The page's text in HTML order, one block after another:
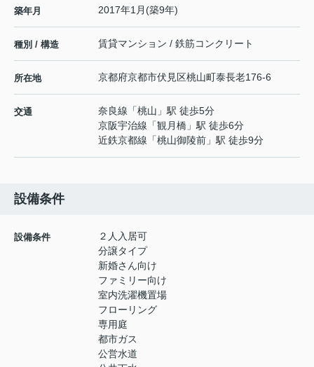
築年月 2017年1月(築9年)
種別 / 構造 賃貸マンション / 鉄筋コンクリート
所在地 京都府京都市伏見区桃山町泰長老176-6
交通 奈良線 「桃山 」駅 徒歩5分
京阪宇治線 「観月橋 」駅 徒歩6分
近鉄京都線 「桃山御陵前 」駅 徒歩9分
設備条件
設備条件
２人入居可
分譲タイプ
新婚さん向け
ファミリー向け
室内洗濯機置場
フローリング
専用庭
都市ガス
公営水道